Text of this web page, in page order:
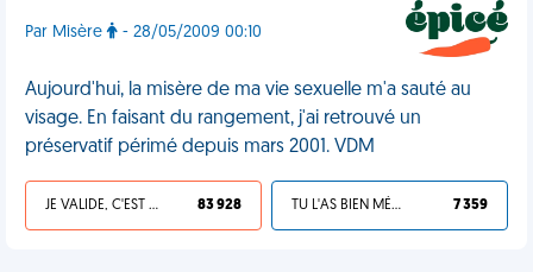
Par Misère - 28/05/2009 00:10
Aujourd'hui, la misère de ma vie sexuelle m'a sauté au
visage. En faisant du rangement, j'ai retrouvé un
préservatif périmé depuis mars 2001. VDM
JE VALIDE, C'EST UNE VDM 83 928 TU L'AS BIEN MÉRITÉ 7 359